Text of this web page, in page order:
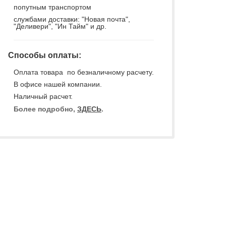
попутным транспортом
службами доставки: "Новая почта",
"Деливери", "Ин Тайм" и др.
Способы оплаты:
Оплата товара по безналичному расчету.
В офисе нашей компании.
Наличный расчет.
Более подробно, ЗДЕСЬ.